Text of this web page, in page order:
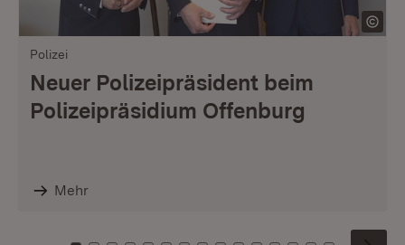
Polizei
Neuer Polizeipräsident beim
Polizeipräsidium Offenburg
Mehr